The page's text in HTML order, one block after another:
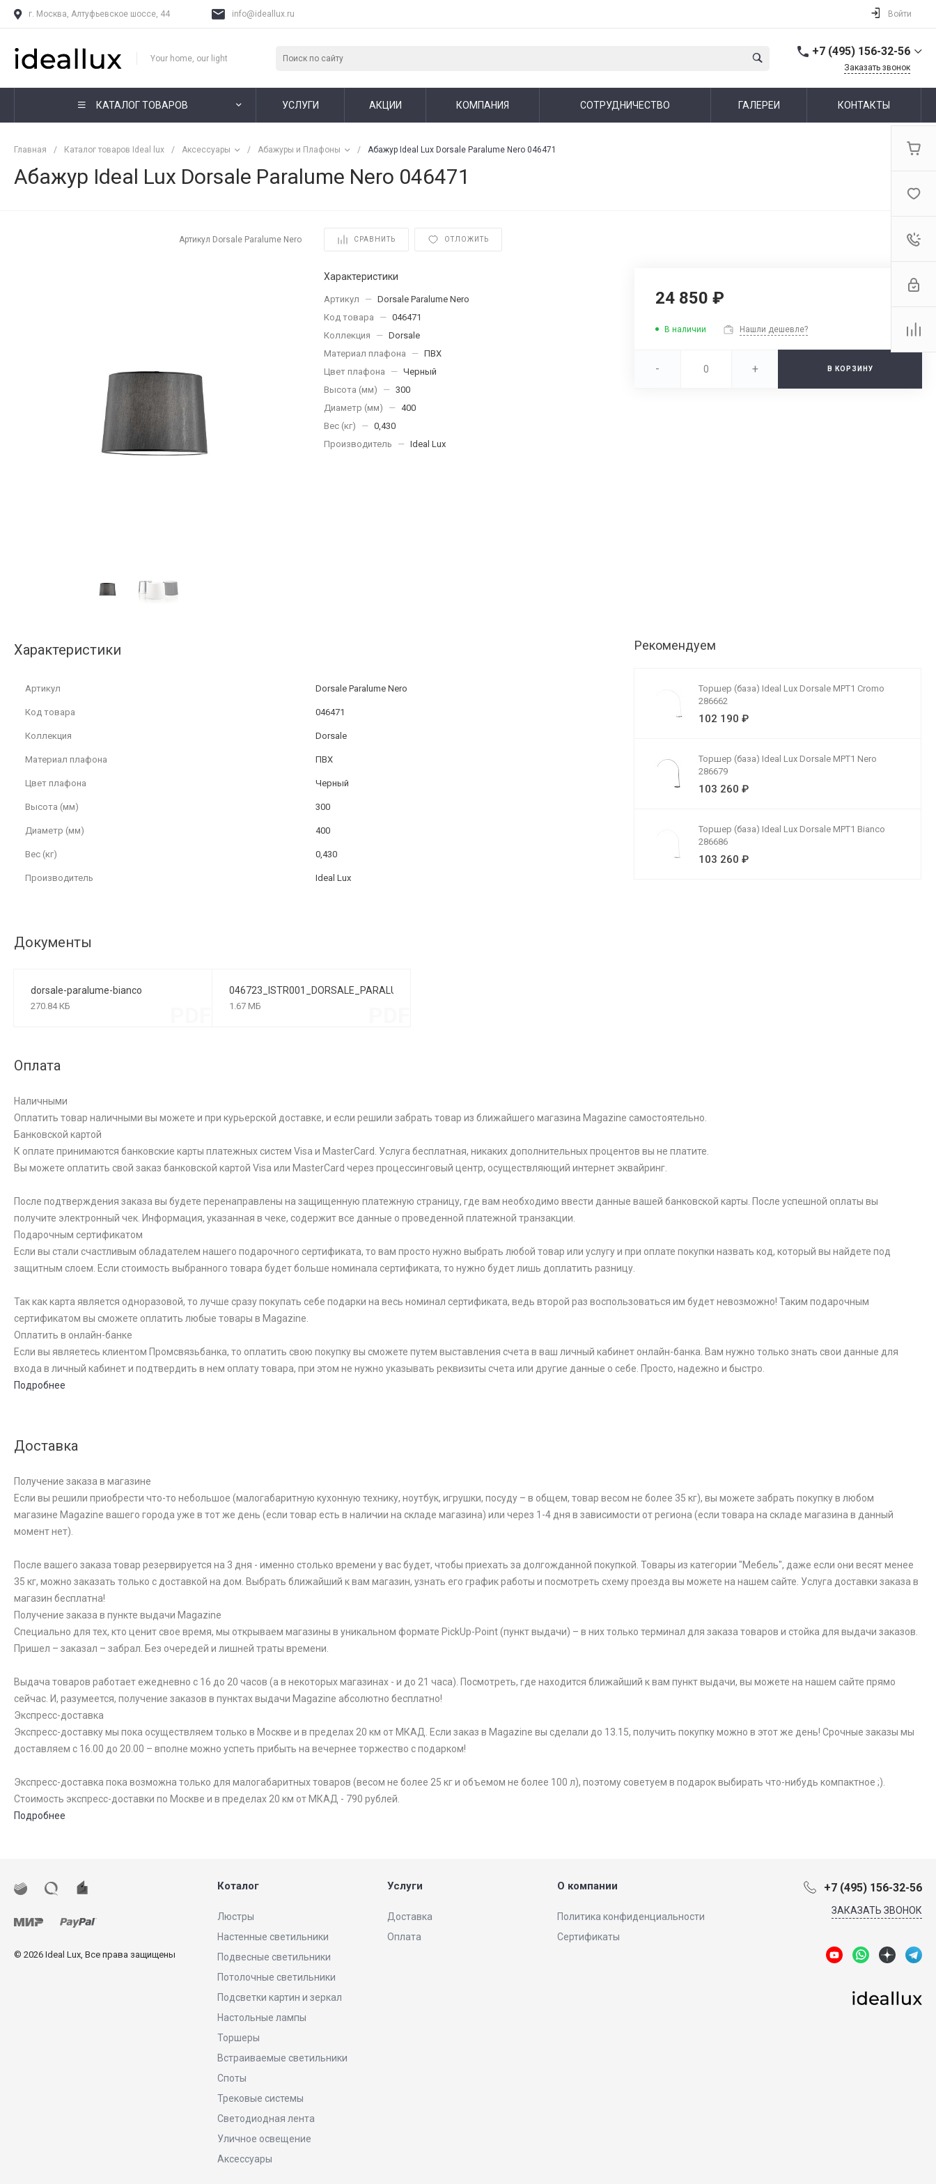
г. Москва, Алтуфьевское шоссе, 44 info@ideallux.ru Войти
Your home, our light
+7 (495) 156-32-56
г. Москва,
Пн-Пт: 10:00-19:00 Cб-Вс:
Заказать звонок
КАТАЛОГ ТОВАРОВ УСЛУГИ АКЦИИ КОМПАНИЯ СОТРУДНИЧЕСТВО ГАЛЕРЕИ КОНТАКТЫ
Главная / Каталог товаров Ideal lux / Аксессуары / Абажуры и Плафоны / Абажур Ideal Lux Dorsale Paralume Nero 046471
Абажур Ideal Lux Dorsale Paralume Nero 046471
Артикул Dorsale Paralume Nero СРАВНИТЬ ОТЛОЖИТЬ
Характеристики
Артикул — Dorsale Paralume Nero
Код товара
— 046471
Коллекция
— Dorsale
Материал плафона
— ПВХ
Цвет плафона
— Черный
Высота (мм)
— 300
Диаметр (мм)
— 400
Вес (кг)
— 0,430
Производитель
— Ideal Lux
24 850 ₽
В наличии Нашли дешевле?
- + В КОРЗИНУ
Характеристики
Артикул Dorsale Paralume Nero
Код товара 046471
Коллекция Dorsale
Материал плафона ПВХ
Цвет плафона Черный
Высота (мм) 300
Диаметр (мм) 400
Вес (кг) 0,430
Производитель Ideal Lux
Документы
dorsale-paralume-bianco
270.84 КБ
046723_ISTR001_DORSALE_PARALUME_PT1_BIANCO
1.67 МБ
Рекомендуем
Торшер (база) Ideal Lux Dorsale MPT1 Cromo
286662
102 190 ₽
Торшер (база) Ideal Lux Dorsale MPT1 Nero
286679
103 260 ₽
Торшер (база) Ideal Lux Dorsale MPT1 Bianco
286686
103 260 ₽
Оплата
Наличными
Оплатить товар наличными вы можете и при курьерской доставке, и если решили забрать товар из ближайшего магазина Magazine самоcтоятельно.
Банковской картой
К оплате принимаются банковские карты платежных систем Visa и MasterCard. Услуга бесплатная, никаких дополнительных процентов вы не платите.
Вы можете оплатить свой заказ банковской картой Visa или MasterCard через процессинговый центр, осуществляющий интернет эквайринг.
После подтверждения заказа вы будете перенаправлены на защищенную платежную страницу, где вам необходимо ввести данные вашей банковской карты. После успешной оплаты вы
получите электронный чек. Информация, указанная в чеке, содержит все данные о проведенной платежной транзакции.
Подарочным сертификатом
Если вы стали счастливым обладателем нашего подарочного сертификата, то вам просто нужно выбрать любой товар или услугу и при оплате покупки назвать код, который вы найдете под
защитным слоем. Если стоимость выбранного товара будет больше номинала сертификата, то нужно будет лишь доплатить разницу.
Так как карта является одноразовой, то лучше сразу покупать себе подарки на весь номинал сертификата, ведь второй раз воспользоваться им будет невозможно! Таким подарочным
сертификатом вы сможете оплатить любые товары в Magazine.
Оплатить в онлайн-банке
Если вы являетесь клиентом Промсвязьбанка, то оплатить свою покупку вы сможете путем выставления счета в ваш личный кабинет онлайн-банка. Вам нужно только знать свои данные для
входа в личный кабинет и подтвердить в нем оплату товара, при этом не нужно указывать реквизиты счета или другие данные о себе. Просто, надежно и быстро.
Подробнее
Доставка
Получение заказа в магазине
Если вы решили приобрести что-то небольшое (малогабаритную кухонную технику, ноутбук, игрушки, посуду – в общем, товар весом не более 35 кг), вы можете забрать покупку в любом
магазине Magazine вашего города уже в тот же день (если товар есть в наличии на складе магазина) или через 1-4 дня в зависимости от региона (если товара на складе магазина в данный
момент нет).
После вашего заказа товар резервируется на 3 дня - именно столько времени у вас будет, чтобы приехать за долгожданной покупкой. Товары из категории "Мебель", даже если они весят менее
35 кг, можно заказать только с доставкой на дом. Выбрать ближайший к вам магазин, узнать его график работы и посмотреть схему проезда вы можете на нашем сайте. Услуга доставки заказа в
магазин бесплатна!
Получение заказа в пункте выдачи Magazine
Специально для тех, кто ценит свое время, мы открываем магазины в уникальном формате PickUp-Point (пункт выдачи) – в них только терминал для заказа товаров и стойка для выдачи заказов.
Пришел – заказал – забрал. Без очередей и лишней траты времени.
Выдача товаров работает ежедневно с 16 до 20 часов (а в некоторых магазинах - и до 21 часа). Посмотреть, где находится ближайший к вам пункт выдачи, вы можете на нашем сайте прямо
сейчас. И, разумеется, получение заказов в пунктах выдачи Magazine абсолютно бесплатно!
Экспресс-доставка
Экспресс-доставку мы пока осуществляем только в Москве и в пределах 20 км от МКАД. Если заказ в Magazine вы сделали до 13.15, получить покупку можно в этот же день! Срочные заказы мы
доставляем с 16.00 до 20.00 – вполне можно успеть прибыть на вечернее торжество с подарком!
Экспресс-доставка пока возможна только для малогабаритных товаров (весом не более 25 кг и объемом не более 100 л), поэтому советуем в подарок выбирать что-нибудь компактное ;).
Стоимость экспресс-доставки по Москве и в пределах 20 км от МКАД - 790 рублей.
Подробнее
© 2026 Ideal Lux, Все права защищены
Коталог
Люстры
Настенные светильники
Подвесные светильники
Потолочные светильники
Подсветки картин и зеркал
Настольные лампы
Торшеры
Встраиваемые светильники
Споты
Трековые системы
Светодиодная лента
Уличное освещение
Аксессуары
Услуги
Доставка
Оплата
О компании
Политика конфиденциальности
Сертификаты
+7 (495) 156-32-56
ЗАКАЗАТЬ ЗВОНОК